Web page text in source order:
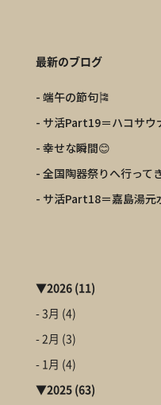
最新のブログ
- 端午の節句🎏
- サ活Part19＝ハコサウ
- 幸せな瞬間😊
- 全国陶器祭りへ行っ
- サ活Part18＝嘉島湯元
▼2026(11)
- 3月 (4)
- 2月 (3)
- 1月 (4)
▼2025(63)